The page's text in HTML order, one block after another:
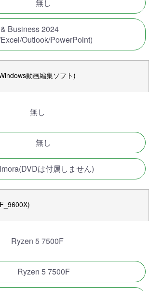
無し
Business 2024
Outlook/PowerPoint)
動画編集ソフト)
無し
無し
は付属しません)
Ryzen 5 7500F
Ryzen 5 7500F